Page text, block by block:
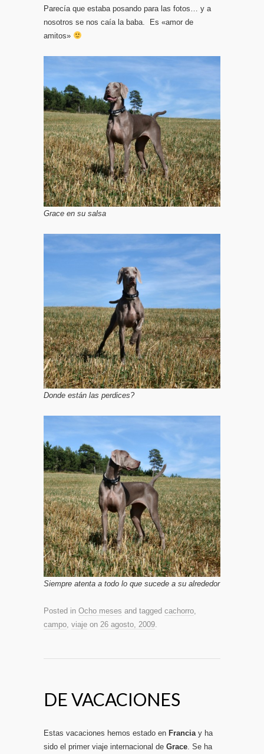
Parecía que estaba posando para las fotos… y a
nosotros se nos caía la baba. Es «amor de
amitos»
Grace en su salsa
Donde están las perdices?
Siempre atenta a todo lo que sucede a su alrededor
Posted in Ocho meses and tagged cachorro
campo viaje on 26 agosto, 2009
DE VACACIONES
Estas vacaciones hemos estado en Francia y ha
sido el primer viaje internacional de Grace . Se ha